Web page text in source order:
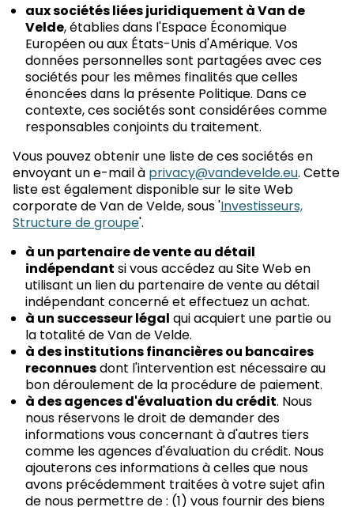
aux sociétés liées juridiquement à Van de
Velde, établies dans l'Espace Économique
Européen ou aux États-Unis d'Amérique. Vos
données personnelles sont partagées avec ces
sociétés pour les mêmes finalités que celles
énoncées dans la présente Politique. Dans ce
contexte, ces sociétés sont considérées comme
responsables conjoints du traitement.
Vous pouvez obtenir une liste de ces sociétés en
envoyant un e-mail à privacy@vandevelde.eu. Cette
liste est également disponible sur le site Web
corporate de Van de Velde, sous 'Investisseurs,
Structure de groupe'.
à un partenaire de vente au détail
indépendant si vous accédez au Site Web en
utilisant un lien du partenaire de vente au détail
indépendant concerné et effectuez un achat.
à un successeur légal qui acquiert une partie ou
la totalité de Van de Velde.
à des institutions financières ou bancaires
reconnuesdont l'intervention est nécessaire au
bon déroulement de la procédure de paiement.
à des agences d'évaluation du crédit. Nous
nous réservons le droit de demander des
informations vous concernant à d'autres tiers
comme les agences d'évaluation du crédit. Nous
ajouterons ces informations à celles que nous
avons précédemment traitées à votre sujet afin
de nous permettre de : (1) vous fournir des biens